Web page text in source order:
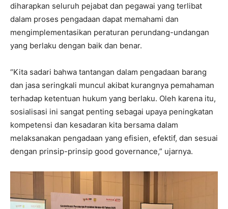
diharapkan seluruh pejabat dan pegawai yang terlibat
dalam proses pengadaan dapat memahami dan
mengimplementasikan peraturan perundang-undangan
yang berlaku dengan baik dan benar.
“Kita sadari bahwa tantangan dalam pengadaan barang
dan jasa seringkali muncul akibat kurangnya pemahaman
terhadap ketentuan hukum yang berlaku. Oleh karena itu,
sosialisasi ini sangat penting sebagai upaya peningkatan
kompetensi dan kesadaran kita bersama dalam
melaksanakan pengadaan yang efisien, efektif, dan sesuai
dengan prinsip-prinsip good governance,” ujarnya.